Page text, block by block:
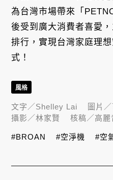
為台灣市場帶來「
後受到廣大消費者喜愛
排行，實現台灣家庭理
式！
風格
文字／Shelley Lai 圖片／
攝影／林家賢 核稿／高麗
#BROAN #空淨機 #空